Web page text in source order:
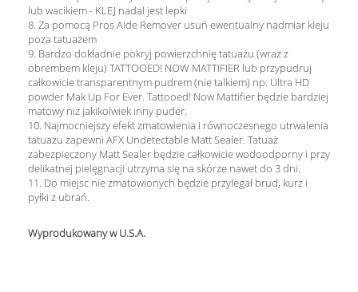
lub wacikiem - KLEJ nadal jest lepki
8. Za pomocą Pros Aide Remover usuń ewentualny nadmiar kleju
poza tatuażem
9. Bardzo dokładnie pokryj powierzchnię tatuażu (wraz z
obrembem kleju) TATTOOED! NOW MATTIFIER lub przypudruj
całkowicie transparentnym pudrem (nie talkiem) np. Ultra HD
powder Mak Up For Ever. Tattooed! Now Mattifier będzie bardziej
matowy niż jakikolwiek inny puder.
10. Najmocniejszy efekt zmatowienia i równoczesnego utrwalenia
tatuażu zapewni AFX Undetectable Matt Sealer. Tatuaż
zabezpieczony Matt Sealer będzie całkowicie wodoodporny i przy
delikatnej pielęgnacji utrzyma się na skórze nawet do 3 dni.
11. Do miejsc nie zmatowionych będzie przylegał brud, kurz i
pyłki z ubrań.
Wyprodukowany w U.S.A.